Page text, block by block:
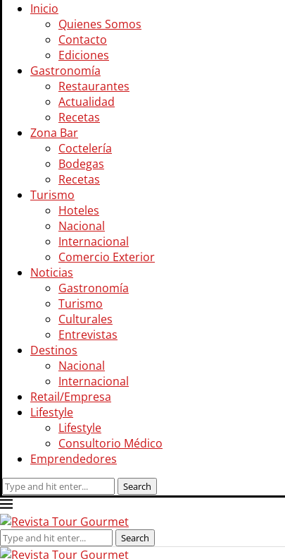
Inicio
Quienes Somos
Contacto
Ediciones
Gastronomía
Restaurantes
Actualidad
Recetas
Zona Bar
Coctelería
Bodegas
Recetas
Turismo
Hoteles
Nacional
Internacional
Comercio Exterior
Noticias
Gastronomía
Turismo
Culturales
Entrevistas
Destinos
Nacional
Internacional
Retail/Empresa
Lifestyle
Lifestyle
Consultorio Médico
Emprendedores